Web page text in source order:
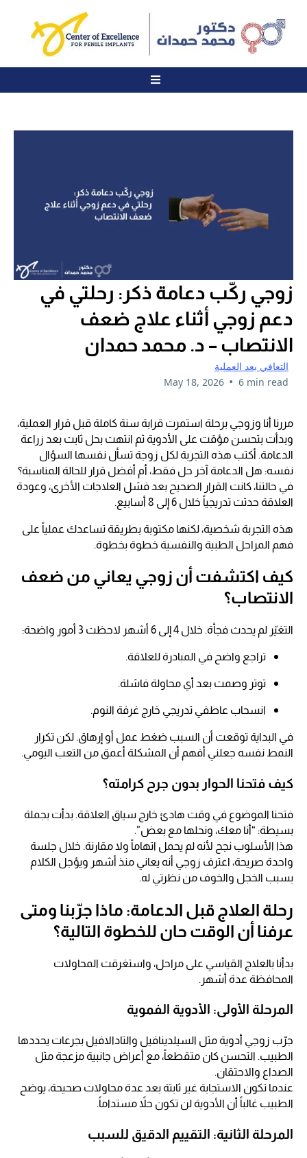
زوجي ركّب دعامة ذكر: رحلتي في
دعم زوجي أثناء علاج ضعف
الانتصاب – د. محمد حمدان
التعافي بعد العملية
May 18, 2026 • 6 min read
مررنا أنا وزوجي برحلة استمرت قرابة سنة كاملة قبل قرار العملية،
وبدأت بتحسن مؤقت على الأدوية ثم انتهت بحل ثابت بعد زراعة
الدعامة. أكتب هذه التجربة لكل زوجة تسأل نفسها السؤال
نفسه: هل الدعامة آخر حل فقط، أم أفضل قرار للحالة المناسبة؟
في حالتنا، كانت القرار الصحيح بعد فشل العلاجات الأخرى، وعودة
العلاقة حدثت تدريجياً خلال 6 إلى 8 أسابيع.
هذه التجربة شخصية، لكنها مكتوبة بطريقة تساعدك عملياً على
فهم المراحل الطبية والنفسية خطوة بخطوة.
كيف اكتشفت أن زوجي يعاني من ضعف
الانتصاب؟
التغيّر لم يحدث فجأة. خلال 4 إلى 6 أشهر لاحظت 3 أمور واضحة:
تراجع واضح في المبادرة للعلاقة.
توتر وصمت بعد أي محاولة فاشلة.
انسحاب عاطفي تدريجي خارج غرفة النوم.
في البداية توقعت أن السبب ضغط عمل أو إرهاق. لكن تكرار
النمط نفسه جعلني أفهم أن المشكلة أعمق من التعب اليومي.
كيف فتحنا الحوار بدون جرح كرامته؟
فتحنا الموضوع في وقت هادئ خارج سياق العلاقة. بدأت بجملة
بسيطة: “أنا معك، ونحلها مع بعض”.
هذا الأسلوب نجح لأنه لم يحمل اتهاماً ولا مقارنة. خلال جلسة
واحدة صريحة، اعترف زوجي أنه يعاني منذ أشهر ويؤجل الكلام
بسبب الخجل والخوف من نظرتي له.
رحلة العلاج قبل الدعامة: ماذا جرّبنا ومتى
عرفنا أن الوقت حان للخطوة التالية؟
بدأنا بالعلاج القياسي على مراحل، واستغرقت المحاولات
المحافظة عدة أشهر.
المرحلة الأولى: الأدوية الفموية
جرّب زوجي أدوية مثل السيلدينافيل والتادالافيل بجرعات يحددها
الطبيب. التحسن كان متقطعاً، مع أعراض جانبية مزعجة مثل
الصداع والاحتقان.
عندما تكون الاستجابة غير ثابتة بعد عدة محاولات صحيحة، يوضح
الطبيب غالباً أن الأدوية لن تكون حلاً مستداماً.
المرحلة الثانية: التقييم الدقيق للسبب